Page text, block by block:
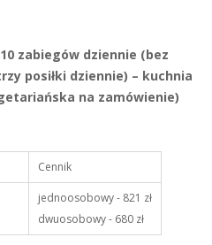
zabiegów dziennie (bez
posiłki dziennie) – kuchnia
na zamówienie)
Cennik
jednoosobowy - 821 zł
dwuosobowy - 680 zł